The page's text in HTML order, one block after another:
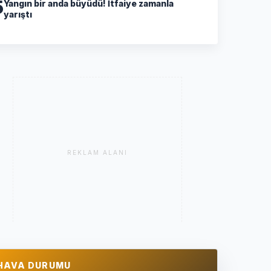
Yangın bir anda büyüdü! İtfaiye zamanla
yarıştı
REKLAM ALANI
DURUMU